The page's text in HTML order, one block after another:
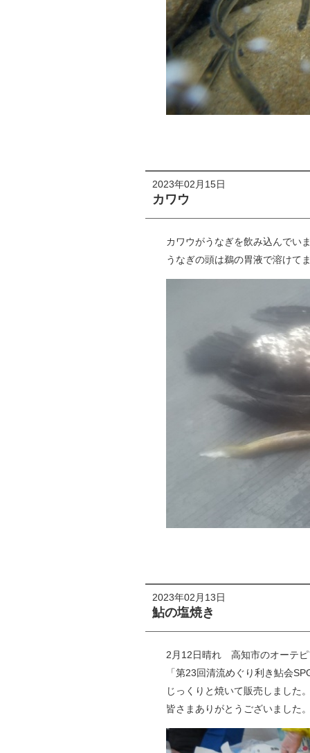
2023年02月15日
カワウ
カワウがうなぎを飲み込んでい
うなぎの頭は鵜の胃液で溶けて
2023年02月13日
鮎の塩焼き
2月12日晴れ 高知市のオーテピ
「第23回清流めぐり利き鮎会
じっくりと焼いて販売しました
皆さまありがとうございました